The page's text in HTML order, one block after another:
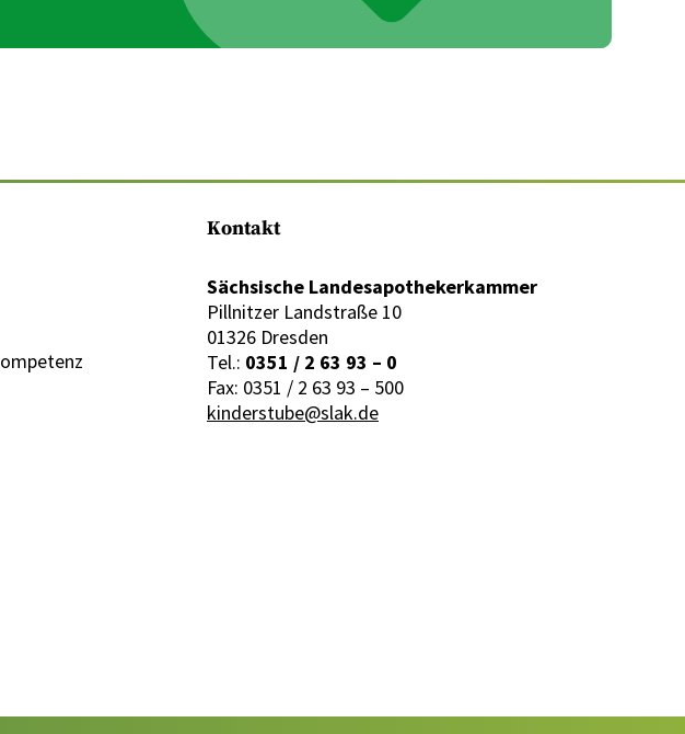
Kontakt
Sächsische Landesapothekerkammer
Pillnitzer Landstraße 10
01326 Dresden
Tel.: 0351 / 2 63 93 – 0
Fax: 0351 / 2 63 93 – 500
kinderstube@slak.de